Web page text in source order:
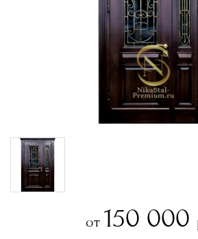
от 150 000